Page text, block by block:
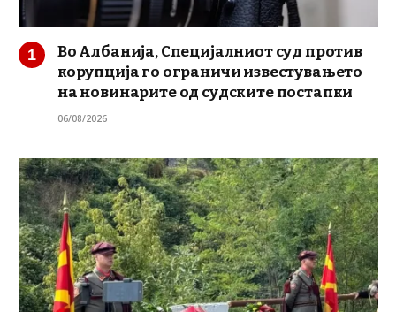
Во Албанија, Специјалниот суд против
корупција го ограничи известувањето
на новинарите од судските постапки
06/08/2026